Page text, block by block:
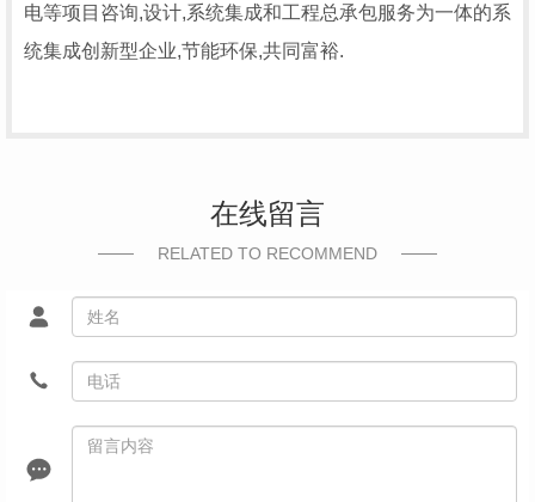
电等项目咨询,设计,系统集成和工程总承包服务为一体的系
统集成创新型企业,节能环保,共同富裕.
在线留言
RELATED TO RECOMMEND